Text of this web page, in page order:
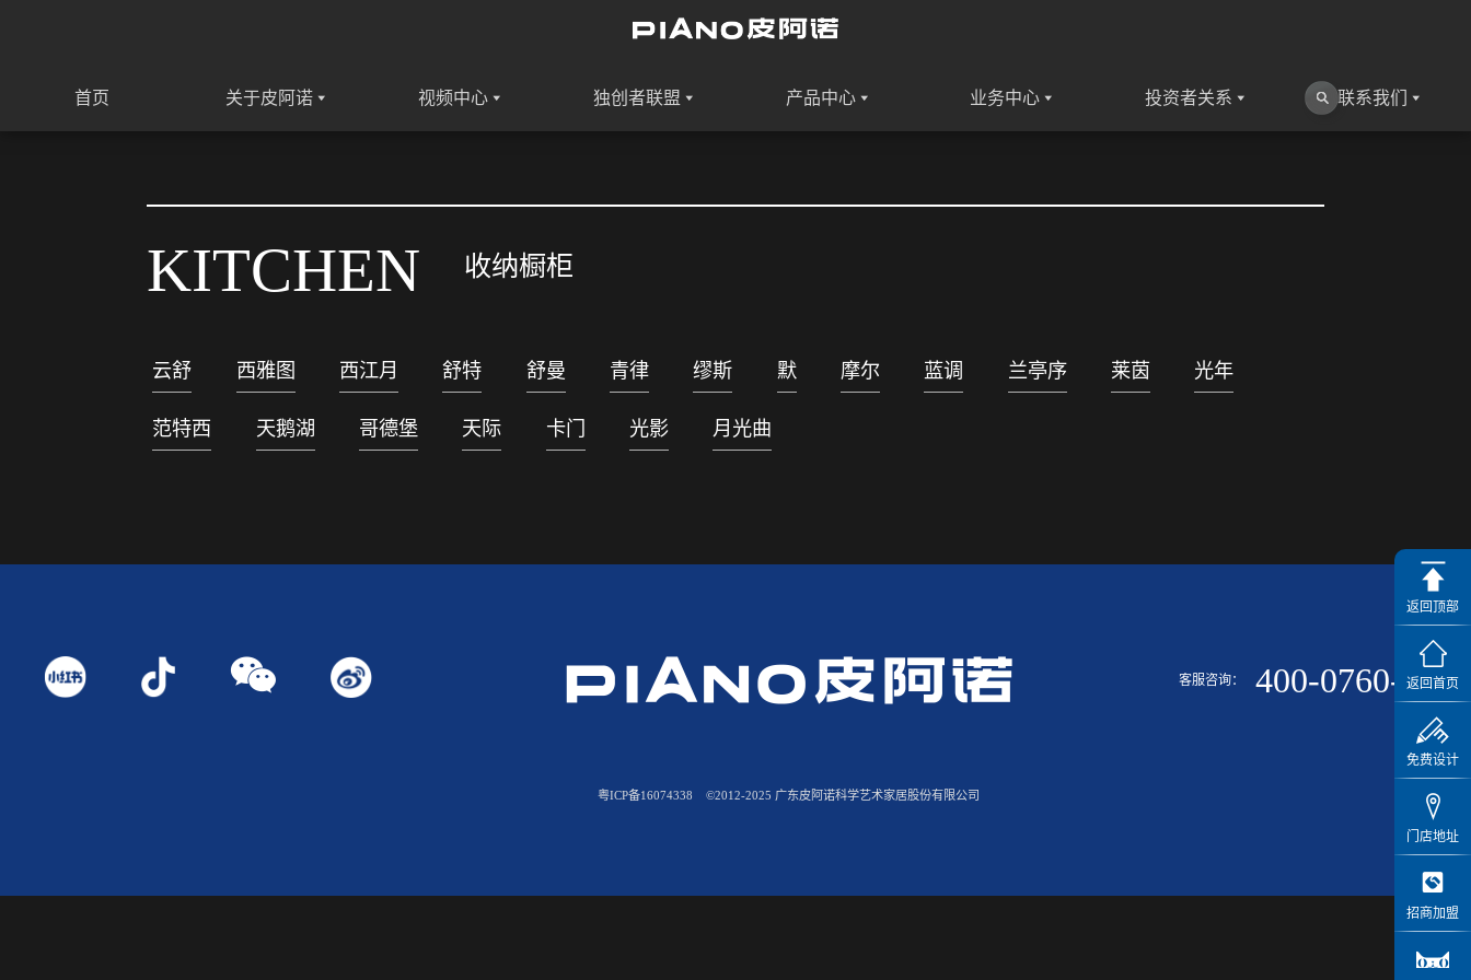
首页 关于皮阿诺 视频中心 独创者联盟 产品中心 业务中心 投资者关系 联系我们
KITCHEN 收纳橱柜
云舒 西雅图 西江月 舒特 舒曼 青律 缪斯 默 摩尔 蓝调 兰亭序 莱茵 光年
范特西 天鹅湖 哥德堡 天际 卡门 光影 月光曲
粤ICP备16074338 ©2012-2025 广东皮阿诺科学艺术家居股份有限公司
客服咨询： 400-0760-222
返回顶部
返回首页
免费设计
门店地址
招商加盟